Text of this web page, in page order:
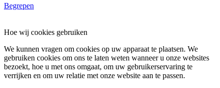
Begrepen
Hoe wij cookies gebruiken
We kunnen vragen om cookies op uw apparaat te plaatsen. We
gebruiken cookies om ons te laten weten wanneer u onze websites
bezoekt, hoe u met ons omgaat, om uw gebruikerservaring te
verrijken en om uw relatie met onze website aan te passen.